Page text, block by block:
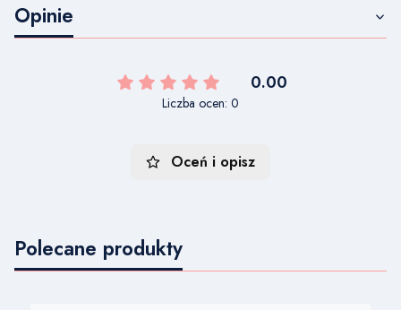
Opinie
0.00
Liczba ocen: 0
Oceń i opisz
Polecane produkty